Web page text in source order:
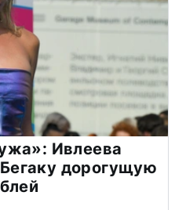
Ивлеева
дорогущую